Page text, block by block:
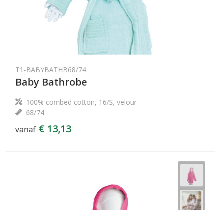
T1-BABYBATHB68/74
Baby Bathrobe
100% combed cotton, 16/S, velour
68/74
vanaf € 13,13